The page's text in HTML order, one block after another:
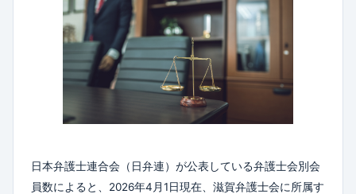
日本弁護士連合会（日弁連）が公表している弁護士会別会
員数によると、2026年4月1日現在、滋賀弁護士会に所属す